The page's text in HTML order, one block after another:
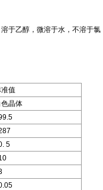
于乙醇，微溶于水，不溶于氯
值
晶体
5